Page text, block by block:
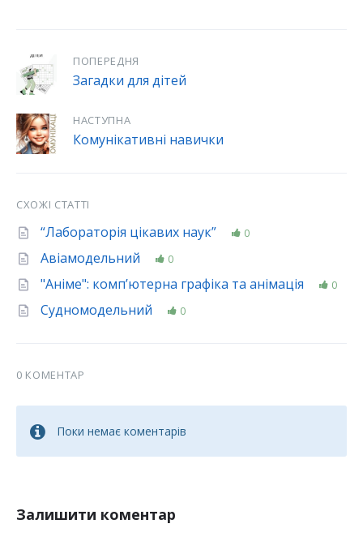
ПОПЕРЕДНЯ
Загадки для дітей
НАСТУПНА
Комунікативні навички
СХОЖІ СТАТТІ
“Лабораторія цікавих наук” 0
Авіамодельний 0
"Аніме": комп’ютерна графіка та анімація 0
Судномодельний 0
0 КОМЕНТАР
Поки немає коментарів
Залишити коментар